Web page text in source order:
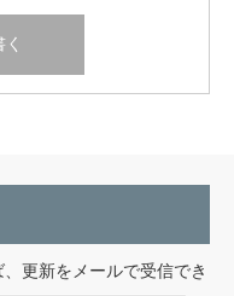
更新をメールで受信でき